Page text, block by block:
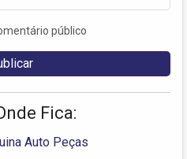
público
Fica:
Auto Peças